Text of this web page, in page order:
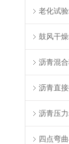
老化试
鼓风干
沥青混
沥青直
沥青压
四点弯